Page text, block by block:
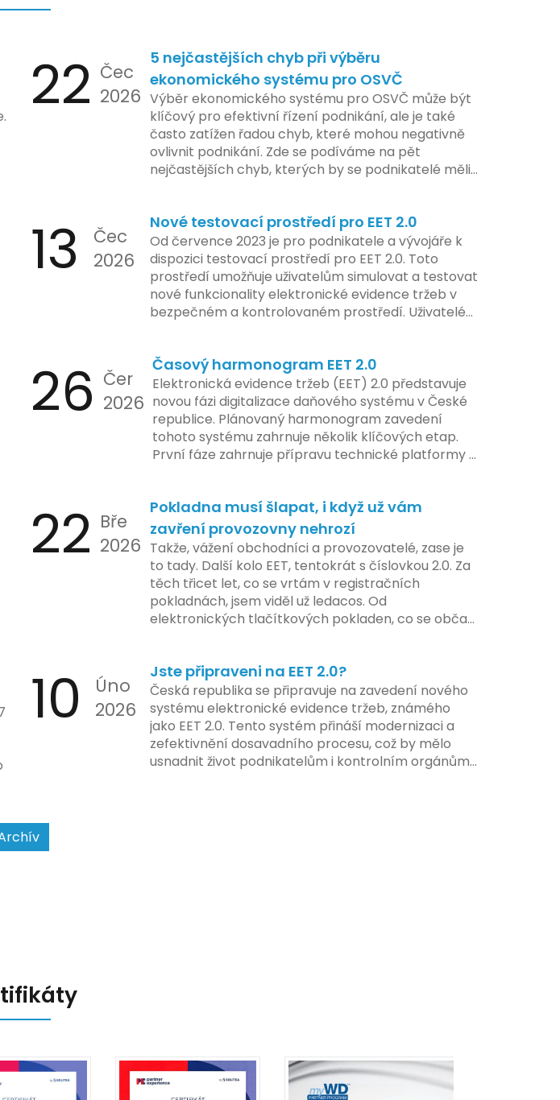
22 Čec
2026
5 nejčastějších chyb při výběru
ekonomického systému pro OSVČ
Výběr ekonomického systému pro OSVČ může být
klíčový pro efektivní řízení podnikání, ale je také
často zatížen řadou chyb, které mohou negativně
ovlivnit podnikání. Zde se podíváme na pět
nejčastějších chyb, kterých by se podnikatelé měli
13
Čec
2026
Nové testovací prostředí pro EET 2.0
Od července 2023 je pro podnikatele a vývojáře k
dispozici testovací prostředí pro EET 2.0. Toto
prostředí umožňuje uživatelům simulovat a testovat
nové funkcionality elektronické evidence tržeb v
bezpečném a kontrolovaném prostředí. Uživatelé
zavedení nového systému.
26 Čer
2026
Časový harmonogram EET 2.0
Elektronická evidence tržeb (EET) 2.0 představuje
novou fázi digitalizace daňového systému v České
republice. Plánovaný harmonogram zavedení
tohoto systému zahrnuje několik klíčových etap.
První fáze zahrnuje přípravu technické platformy a
umožní adaptaci systémů a rozšíření podpory pro
podnikatele, přičemž všechny potřebné
technologie by měly být dostupné k testování v
rámci pilotního programu. Druhá fáze, plánovaná
na první pololetí následujícího roku, je zaměřena
na školení a edukaci uživatelů, včetně přípravy
materiálů a školení pro zaměstnavatele a účetní
firmy. V této fázi dojde také k oficiálnímu spuštění
konečná fáze plánovaná na druhé pololetí roku
2024 zahrnuje kompletní integraci systému EET 2.0
do praxe, s povinností prodejců zapojit se do
nového systému, včetně zvýšeného dohledu nad
dodržováním pravidel.
22 Bře
2026
Pokladna musí šlapat, i když už vám
zavření provozovny nehrozí
Takže, vážení obchodníci a provozovatelé, zase je
to tady. Další kolo EET, tentokrát s číslovkou 2.0. Za
těch třicet let, co se vrtám v registračních
pokladnách, jsem viděl už ledacos. Od
elektronických tlačítkových pokladen, co se občas
legislativa se mění, ale základní pravidlo zůstává –
pokladna musí šlapat jako hodinky. Jinak jsou
problémy.
10
Úno
2026
Jste připraveni na EET 2.0?
Česká republika se připravuje na zavedení nového
systému elektronické evidence tržeb, známého
jako EET 2.0. Tento systém přináší modernizaci a
zefektivnění dosavadního procesu, což by mělo
usnadnit život podnikatelům i kontrolním orgánům.